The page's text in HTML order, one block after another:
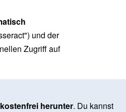
und der
Zugriff auf
herunter. Du kannst